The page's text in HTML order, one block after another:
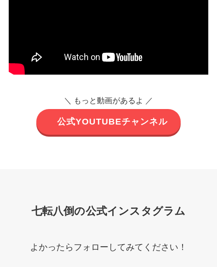
＼ もっと動画があるよ ／
公式YOUTUBEチャンネル
七転八倒の公式インスタグラム
よかったらフォローしてみてください！